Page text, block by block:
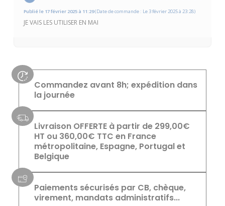
Publié le 17 février 2025 à 11:29(Date de commande : Le 3 février 2025 à 23:28)
JE VAIS LES UTILISER EN MAI
Commandez avant 8h; expédition dans
la journée
Livraison OFFERTE à partir de 299,00€
HT ou 360,00€ TTC en France
métropolitaine, Espagne, Portugal et
Belgique
Paiements sécurisés par CB, chèque,
virement, mandats administratifs...